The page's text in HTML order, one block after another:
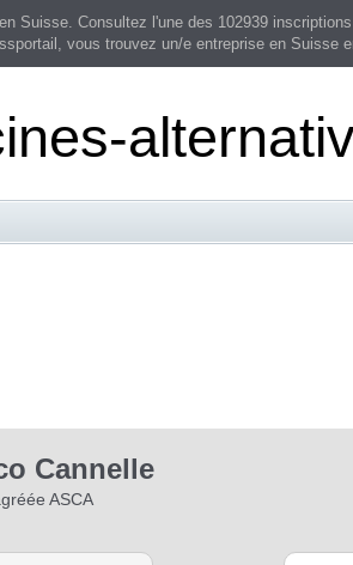
Suisse. Consultez l'une des 102939
vous trouvez un/e entreprise en Suisse
Cannelle
ASCA